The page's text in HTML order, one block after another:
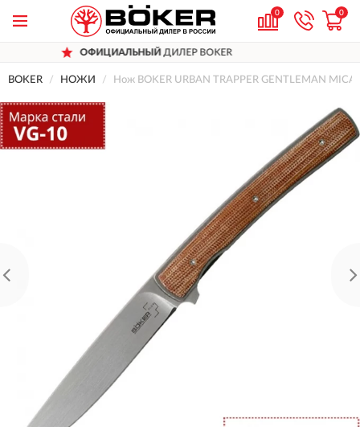
0 0
ДИЛЕР BOKER
BOKER НОЖИ Нож BOKER URBAN TRAPPER GENTLEMAN